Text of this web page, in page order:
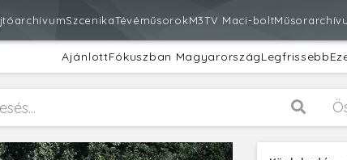
SzcenikaTévéműsorokM3TV Maci-bolt
AjánlottFókuszban MagyarországLegfrissebb